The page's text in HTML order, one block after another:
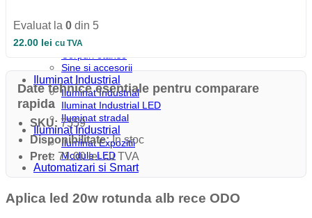
Corpuri liniare
Corpuri pe sina
Sine si accesorii
Iluminat Industrial
Iluminat Industrial
Iluminat Industrial LED
Iluminat stradal
Iluminat Industrial
Iluminat Expozitii
Module LED
Automatizari si Smart
Evaluat la 0 din 5
22.00 lei cu TVA
Date tehnice esentiale pentru comparare
rapida
SKU: 7559
Disponibilitate:In stoc
Pret: 71.00 lei cu TVA
Aplica led 20w rotunda alb rece ODO